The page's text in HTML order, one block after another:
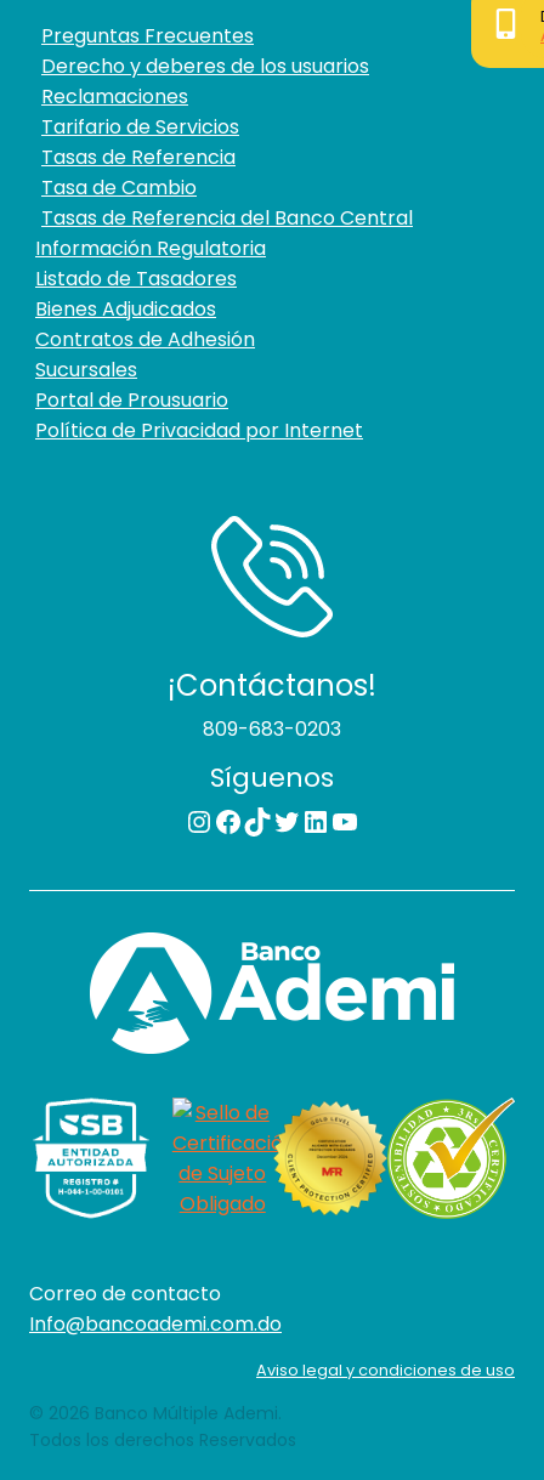
Preguntas Frecuentes
Derecho y deberes de los usuarios
Reclamaciones
Tarifario de Servicios
Tasas de Referencia
Tasa de Cambio
Tasas de Referencia del Banco Central
Información Regulatoria
Listado de Tasadores
Bienes Adjudicados
Contratos de Adhesión
Sucursales
Portal de Prousuario
Política de Privacidad por Internet
¡Contáctanos!
809-683-0203
Síguenos
Instagram
Facebook
TikTok
Twitter
LinkedIn
YouTube
Correo de contacto
Info@bancoademi.com.do
Aviso legal y condiciones de uso
© 2026 Banco Múltiple Ademi.
Todos los derechos Reservados